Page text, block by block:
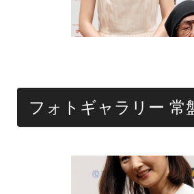
フォトギャラリー 常